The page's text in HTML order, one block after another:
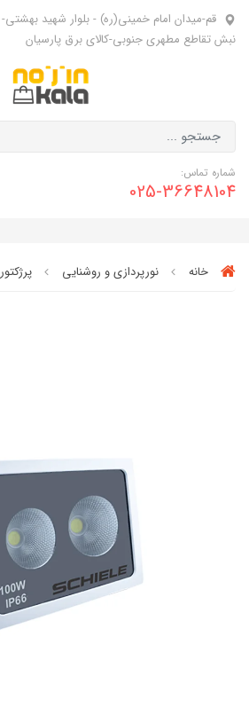
قم-میدان امام خمینی(ره) - بلوار شهید بهشتی-
نبش تقاطع مطهری جنوبی-کالای برق پارسیان
شماره تماس:
025-36648104
خانه نورپردازی و روشنایی پرژکتور LED